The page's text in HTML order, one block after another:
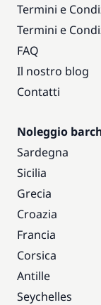
Termini e
Termini e
FAQ
Il nostro blog
Contatti
Noleggio
Sardegna
Sicilia
Grecia
Croazia
Francia
Corsica
Antille
Seychelles